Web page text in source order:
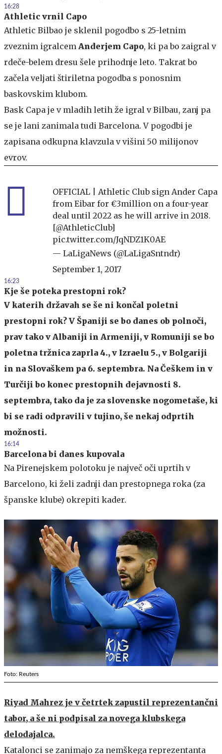
16:28
Athletic vrnil Capo
Athletic Bilbao je sklenil pogodbo s 25-letnim
zveznim igralcem Anderjem Capo, ki pa bo zaigral v
rdeče-belem dresu šele prihodnje leto. Takrat bo
začela veljati štiriletna pogodba s ponosnim
baskovskim klubom.
Bask Capa je v mladih letih že igral v Bilbau, zanj pa
se je lani zanimala tudi Barcelona. V pogodbi je
zapisana odkupna klavzula v višini 50 milijonov
evrov.
OFFICIAL | Athletic Club sign Ander Capa
from Eibar for €3million on a four-year
deal until 2022 as he will arrive in 2018.
[@AthleticClub]
pic.twitter.com/JqNDZ1K0AE
— LaLigaNews (@LaLigaSntndr)
September 1, 2017
16:23
Kje še poteka prestopni rok?
V katerih državah se še ni končal poletni
prestopni rok? V Španiji se bo danes ob polnoči,
prav tako v Albaniji in Armeniji, v Romuniji se bo
poletna tržnica zaprla 4., v Izraelu 5., v Bolgariji
in na Slovaškem pa 6. septembra. Na Češkem in v
Turčiji bo konec prestopnih dejavnosti 8.
septembra, tako da je za slovenske nogometaše, ki
bi se radi odpravili v tujino, še nekaj odprtih
možnosti.
16:14
Barcelona bi danes kupovala
Na Pirenejskem polotoku je največ oči uprtih v
Barcelono, ki želi zadnji dan prestopnega roka (za
španske klube) okrepiti kader.
Foto: Reuters
Riyad Mahrez je v četrtek zapustil reprezentančni
tabor, a še ni podpisal za novega klubskega
delodajalca.
Katalonci se zanimajo za nemškega reprezentanta